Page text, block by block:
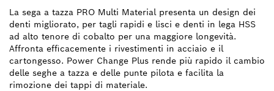
La sega a tazza PRO Multi Material presenta un design dei
denti migliorato, per tagli rapidi e lisci e denti in lega HSS
ad alto tenore di cobalto per una maggiore longevità.
Affronta efficacemente i rivestimenti in acciaio e il
cartongesso. Power Change Plus rende più rapido il cambio
delle seghe a tazza e delle punte pilota e facilita la
rimozione dei tappi di materiale.